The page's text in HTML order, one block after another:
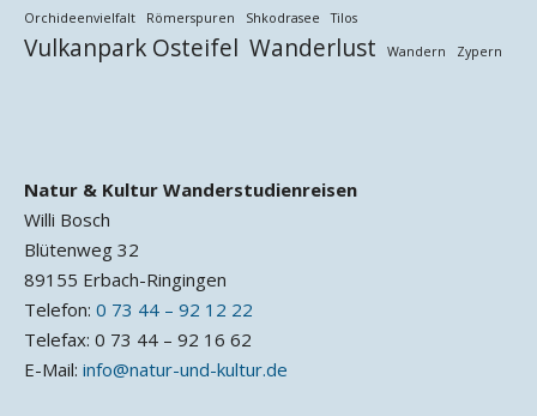
Orchideenvielfalt
Römerspuren Shkodrasee Tilos
Vulkanpark Osteifel Wanderlust Wandern Zypern
Natur & Kultur Wanderstudienreisen
Willi Bosch
Blütenweg 32
89155 Erbach-Ringingen
Telefon: 0 73 44 – 92 12 22
Telefax: 0 73 44 – 92 16 62
E-Mail: info@natur-und-kultur.de